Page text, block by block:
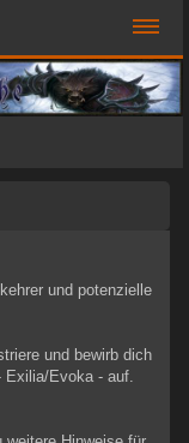
und potenzielle
und bewirb dich
Evoka - auf.